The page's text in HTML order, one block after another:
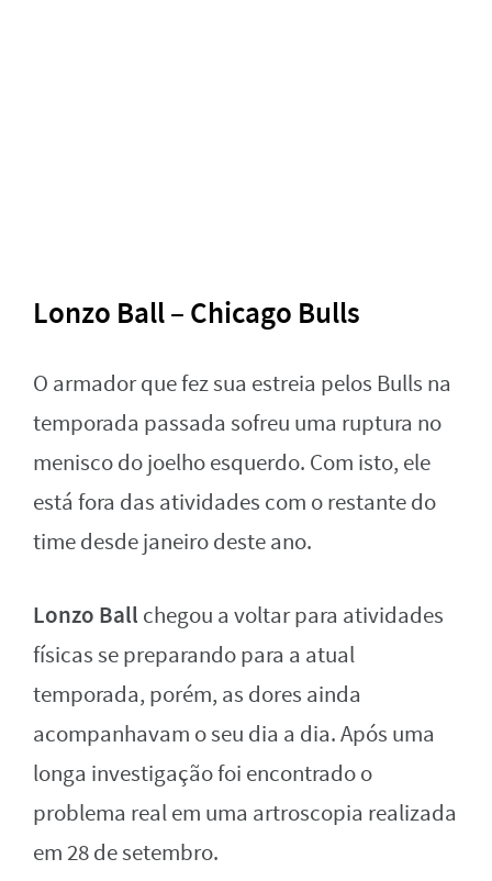
Lonzo Ball – Chicago Bulls
O armador que fez sua estreia pelos Bulls na
temporada passada sofreu uma ruptura no
menisco do joelho esquerdo. Com isto, ele
está fora das atividades com o restante do
time desde janeiro deste ano.
Lonzo Ball chegou a voltar para atividades
físicas se preparando para a atual
temporada, porém, as dores ainda
acompanhavam o seu dia a dia. Após uma
longa investigação foi encontrado o
problema real em uma artroscopia realizada
em 28 de setembro.